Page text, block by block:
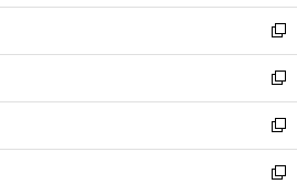
ウ
で
開
く
ン
ド
ウ
で
開
く
ウ
ィ
ン
ド
ウ
で
開
く
し
い
ウ
ィ
ン
ド
ウ
で
新
し
い
ウ
ィ
ン
ド
新
し
い
ウ
ィ
新
し
い
新